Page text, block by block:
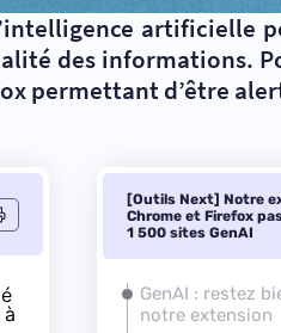
artificielle
des informations.
permettant d’être
[Outils Next] Notre
Chrome et Firefox
1 500 sites GenAI
GenAI : restez
notre extension